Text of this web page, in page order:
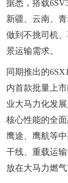
据悉，搭载
新疆、云南、
做到不挑司机
景运输需求。
同期推出的
内首款批量上
业大马力化发
核心性能的全面
鹰途、鹰航等
干线、重载运
放在大马力燃